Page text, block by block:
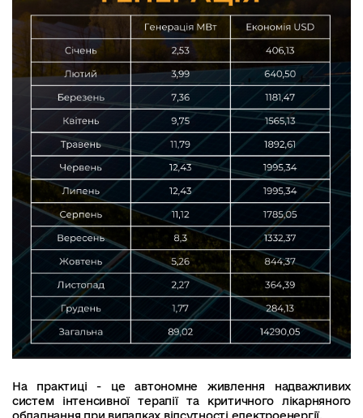
На практиці - це автономне живлення надважливих
систем інтенсивної терапії та критичного лікарняного